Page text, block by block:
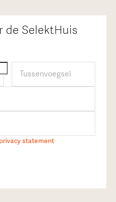
de SelektHuis
privacy statement